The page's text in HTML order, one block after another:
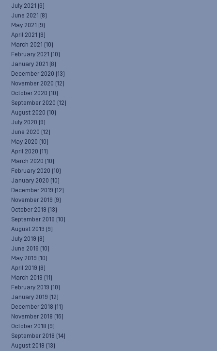
July 2021 (6)
June 2021 (8)
May 2021 (9)
April 2021 (9)
March 2021 (10)
February 2021 (10)
January 2021 (8)
December 2020 (13)
November 2020 (12)
October 2020 (10)
September 2020 (12)
August 2020 (10)
July 2020 (9)
June 2020 (12)
May 2020 (10)
April 2020 (11)
March 2020 (10)
February 2020 (10)
January 2020 (10)
December 2019 (12)
November 2019 (9)
October 2019 (13)
September 2019 (10)
August 2019 (9)
July 2019 (8)
June 2019 (10)
May 2019 (10)
April 2019 (8)
March 2019 (11)
February 2019 (10)
January 2019 (12)
December 2018 (11)
November 2018 (16)
October 2018 (9)
September 2018 (14)
August 2018 (13)